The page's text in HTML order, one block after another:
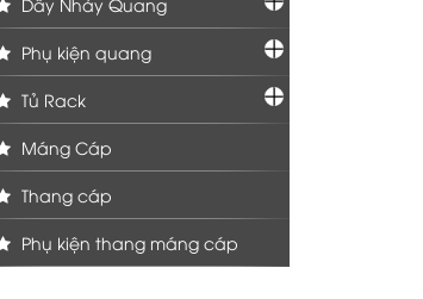
Dây Nhảy Quang
Phụ kiện quang
Tủ Rack
Máng Cáp
Thang cáp
Phụ kiện thang máng cáp